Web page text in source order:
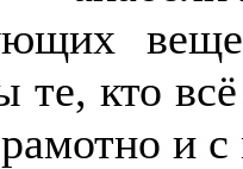
те, кто
и